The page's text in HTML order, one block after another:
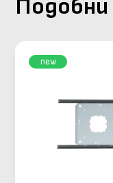
new